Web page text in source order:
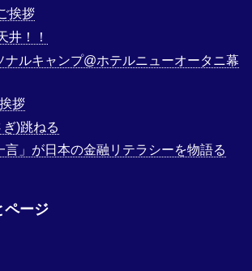
挨拶
井！！
ナルキャンプ@ホテルニューオータニ幕
拶
)跳ねる
言」が日本の金融リテラシーを物語る
ページ